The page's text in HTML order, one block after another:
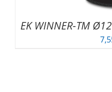
EK WINNER-TM